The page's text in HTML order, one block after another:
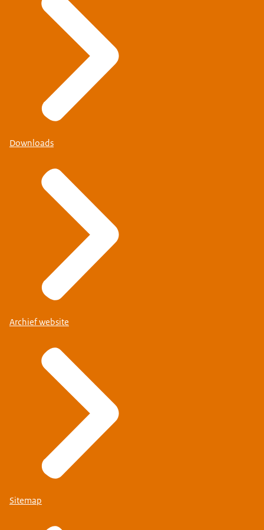
Downloads
Archief website
Sitemap